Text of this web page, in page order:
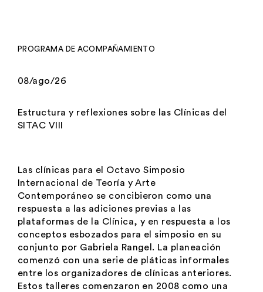
PROGRAMA DE ACOMPAÑAMIENTO
08/ago/26
Estructura y reflexiones sobre las Clínicas del
SITAC VIII
Las clínicas para el Octavo Simposio
Internacional de Teoría y Arte
Contemporáneo se concibieron como una
respuesta a las adiciones previas a las
plataformas de la Clínica, y en respuesta a los
conceptos esbozados para el simposio en su
conjunto por Gabriela Rangel. La planeación
comenzó con una serie de pláticas informales
entre los organizadores de clínicas anteriores.
Estos talleres comenzaron en 2008 como una